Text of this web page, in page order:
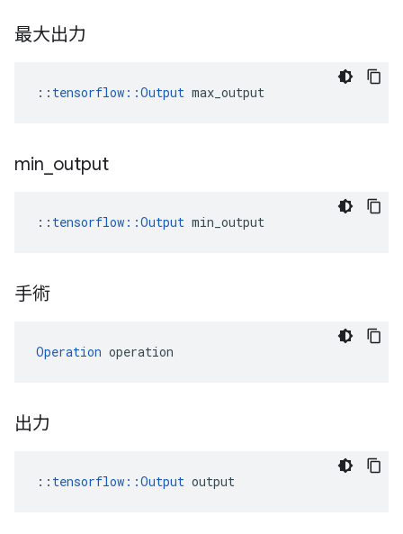
最大出力
:: tensorflow::Output max_output
min output
:: tensorflow::Output min_output
手術
Operation operation
出力
:: tensorflow::Output output